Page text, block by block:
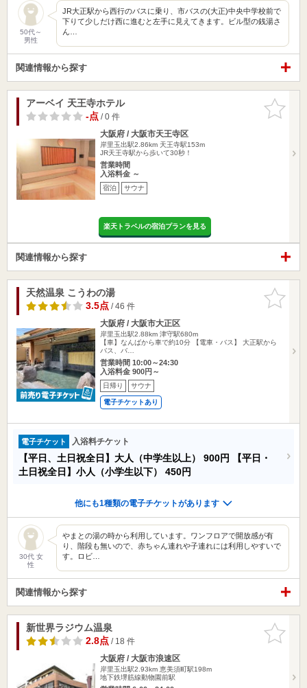
50代～
男性
JR大正駅から西行のバスに乗り、市バスの(大正)中央中学校前で
下りて少しだけ西に進むと左手に見えてきます。ビル型の銭湯さ
ん…
関連情報から探す
お気に入
りに追加
アーベイ 天王寺ホテル
-点/ 0 件
大阪府 / 大阪市天王寺区
岸里玉出駅2.86km 天王寺駅153m
JR天王寺駅から歩いて30秒！
営業時間
入浴料金 ～
宿泊 サウナ
楽天トラベルの宿泊プランを見る
関連情報から探す
お気に入
りに追加
天然温泉 こうわの湯
3.5点/ 46 件
大阪府 / 大阪市大正区
岸里玉出駅2.88km 津守駅680m
【車】なんばから車で約10分 【電車・バス】 大正駅から
バス、バ…
営業時間 10:00～24:30
入浴料金 900円～
日帰り サウナ
電子チケットあり
電子チケット 入浴料チケット
【平日、土日祝全日】大人（中学生以上） 900円
【平日・
土日祝全日】小人（小学生以下） 450円
他にも1種類の電子チケットがあります
30代 女
性
やまとの湯の時から利用しています。ワンフロアで開放感が有
り、階段も無いので、赤ちゃん連れや子連れには利用しやすいで
す。ロビ…
関連情報から探す
お気に入
りに追加
新世界ラジウム温泉
2.8点/ 18 件
大阪府 / 大阪市浪速区
岸里玉出駅2.93km 恵美須町駅198m
地下鉄堺筋線動物園前駅